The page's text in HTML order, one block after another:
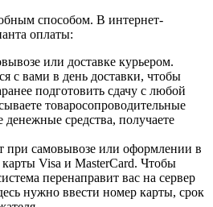
способом. В интернет-
оплаты:
или доставке курьером.
с вами в день доставки, чтобы
подготовить сдачу с любой
товаросопроводительные
средства, получаете
при самовывозе или оформлении в
карты Visa и MasterCard. Чтобы
перенаправит вас на сервер
нужно ввести номер карты, срок